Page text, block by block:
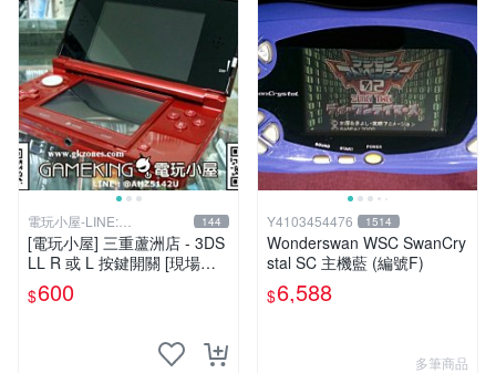
電玩小屋-LINE:
@AHZ5142U
144
[電玩小屋] 三重蘆洲店 - 3DS
LL R 或 L 按鍵開關 [現場維
修]
$600
Y4103454476 1514
Wonderswan WSC SwanCry
stal SC 主機藍 (編號F)
$6,588
多筆商品